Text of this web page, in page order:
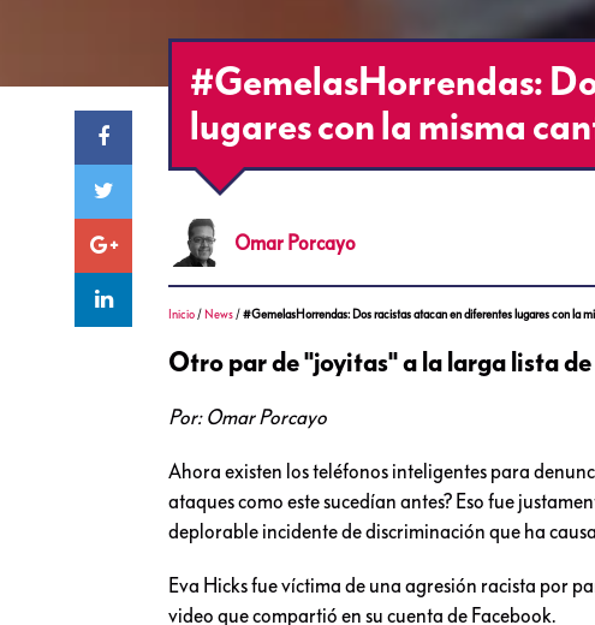
#GemelasHorrendas:
lugares con la misma
Omar Porcayo
Inicio / News /#GemelasHorrendas: Dos racistas atacan en diferentes lugares con la
Otro par de "joyitas" a la larga lista
Por: Omar Porcayo
Ahora existen los teléfonos inteligentes para
ataques como este sucedían antes? Eso fue
deplorable incidente de discriminación que ha
Eva Hicks fue víctima de una agresión racista por
video que compartió en su cuenta de Facebook.